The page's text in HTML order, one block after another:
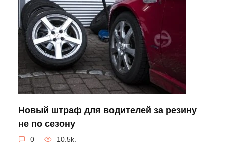
Новый штраф для водителей за резину
не по сезону
0 10.5k.